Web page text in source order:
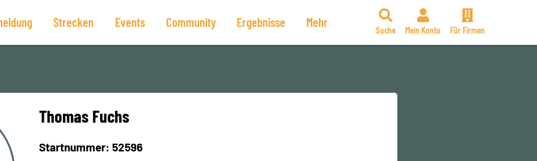
Strecken Events Community Ergebnisse Mehr
Suche Mein Konto Für Firmen
Thomas Fuchs
Startnummer: 52596